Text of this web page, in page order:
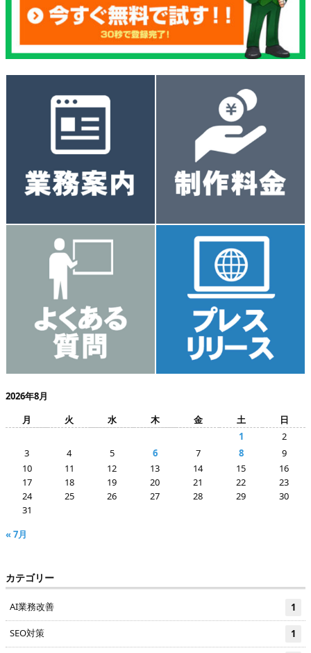
2026年8月
月
火 水 木 金 土
日
1
2
3
4 5 6 7 8
9
10
11 12 13 14 15
16
17
18 19 20 21 22
23
24
25 26 27 28 29
30
31
« 7月
カテゴリー
AI業務改善 1
SEO対策 1